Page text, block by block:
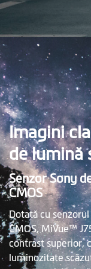
Imagini
de lumină
Senzor Sony
CMOS
Dotată cu senzorul
CMOS, MiVue™
contrast superior,
luminozitate